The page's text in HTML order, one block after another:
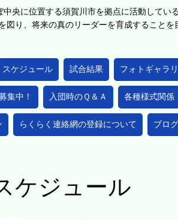
央に位置する須賀川市を拠点に活動してい
図り、将来の真のリーダーを育成すること
スケジュール 試合結果 フォトギャラ
集中！ 入団時のＱ＆Ａ 各種様式関係
らくらく連絡網の登録について ブログ
ケジュール